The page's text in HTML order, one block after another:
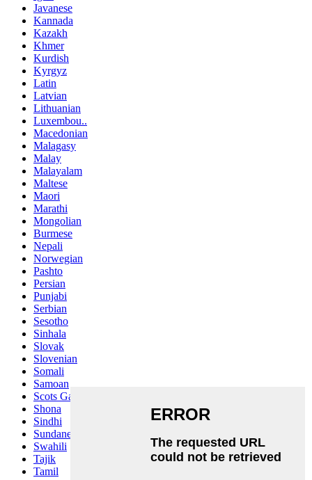
Javanese
Kannada
Kazakh
Khmer
Kurdish
Kyrgyz
Latin
Latvian
Lithuanian
Luxembou..
Macedonian
Malagasy
Malay
Malayalam
Maltese
Maori
Marathi
Mongolian
Burmese
Nepali
Norwegian
Pashto
Persian
Punjabi
Serbian
Sesotho
Sinhala
Slovak
Slovenian
Somali
Samoan
Scots Gaelic
Shona
Sindhi
Sundanese
Swahili
Tajik
Tamil